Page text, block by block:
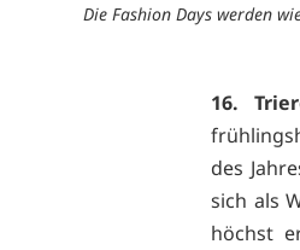
Die Fashion Days werden
16.
des
sich als
höchst